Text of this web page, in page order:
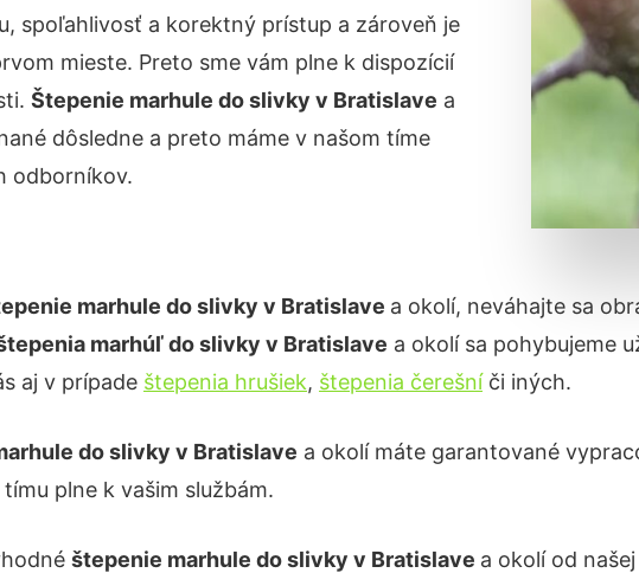
spoľahlivosť a korektný prístup a zároveň je
mieste. Preto sme vám plne k dispozícií
Štepenie marhule do slivky v Bratislave a
dôsledne a preto máme v našom tíme
odborníkov.
marhule do slivky v Bratislave a okolí, neváhajte sa
marhúľ do slivky v Bratislave a okolí sa pohybujeme
aj v prípade štepenia hrušiek, štepenia čerešníči iných.
do slivky v Bratislave a okolí máte garantované
plne k vašim službám.
štepenie marhule do slivky v Bratislave a okolí od